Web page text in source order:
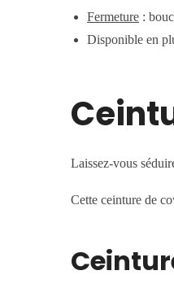
Fermeture :
Disponible en
Laissez-vous
Cette ceinture de